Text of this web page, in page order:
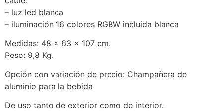
– luz led blanca
– iluminación 16 colores RGBW incluida blanca
Medidas: 48 x 63 x 107 cm.
Peso: 9,8 Kg.
Opción con variación de precio: Champañera de
aluminio para la bebida
De uso tanto de exterior como de interior.